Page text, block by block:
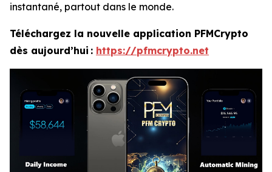
instantané, partout dans le monde.
Téléchargez la nouvelle application PFMCrypto
dès aujourd’hui : https://pfmcrypto.net